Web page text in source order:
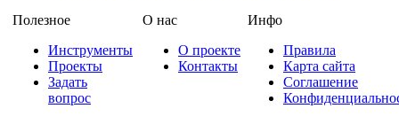
Полезное
Инструменты
Проекты
Задать
вопрос
О нас
О проекте
Контакты
Инфо
Правила
Карта сайта
Соглашение